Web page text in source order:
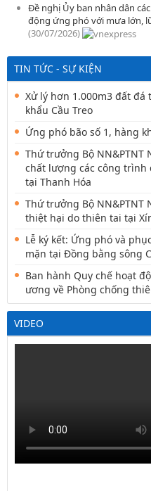
Đề nghị Ủy ban nhân dân
động ứng phó với mưa lớn,
(30/07/2026)
TIN TỨC - SỰ KIỆN
Xử lý hơn 1.000m3 đất
khẩu Cầu Treo
Ứng phó bão số 1, hàng
Thứ trưởng Bộ NN&PTNT
chất lượng các công
tại Thanh Hóa
Thứ trưởng Bộ NN&PTNT
thiệt hại do thiên tai tại
Lễ ký kết: Ứng phó và
mặn tại Đồng bằng sông
Ban hành Quy chế hoạt
ương về Phòng chống
VIDEO